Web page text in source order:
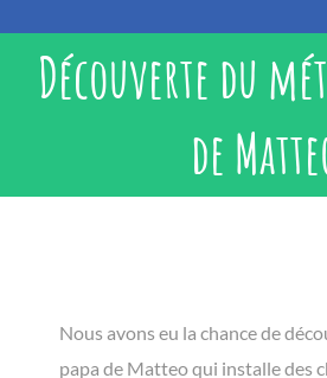
Découverte du
de
Nous avons eu la chance de
papa de Matteo qui installe des